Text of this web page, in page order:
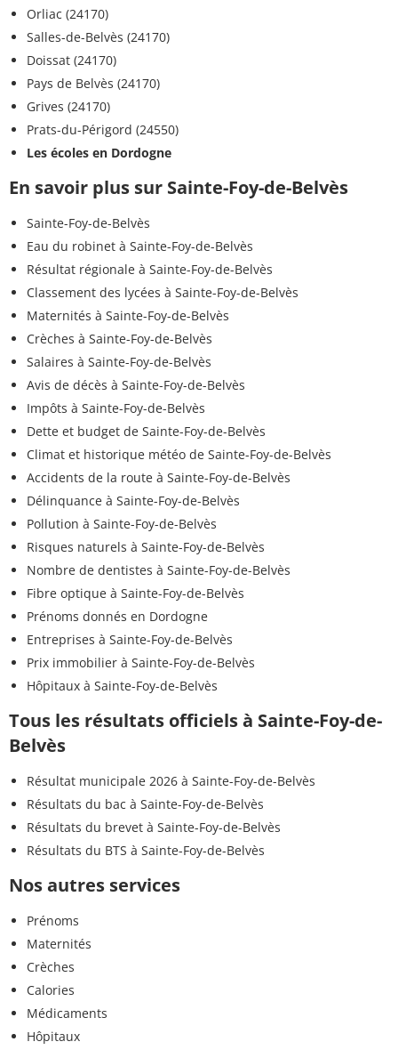
Orliac (24170)
Salles-de-Belvès (24170)
Doissat (24170)
Pays de Belvès (24170)
Grives (24170)
Prats-du-Périgord (24550)
Les écoles en Dordogne
En savoir plus sur Sainte-Foy-de-Belvès
Sainte-Foy-de-Belvès
Eau du robinet à Sainte-Foy-de-Belvès
Résultat régionale à Sainte-Foy-de-Belvès
Classement des lycées à Sainte-Foy-de-Belvès
Maternités à Sainte-Foy-de-Belvès
Crèches à Sainte-Foy-de-Belvès
Salaires à Sainte-Foy-de-Belvès
Avis de décès à Sainte-Foy-de-Belvès
Impôts à Sainte-Foy-de-Belvès
Dette et budget de Sainte-Foy-de-Belvès
Climat et historique météo de Sainte-Foy-de-Belvès
Accidents de la route à Sainte-Foy-de-Belvès
Délinquance à Sainte-Foy-de-Belvès
Pollution à Sainte-Foy-de-Belvès
Risques naturels à Sainte-Foy-de-Belvès
Nombre de dentistes à Sainte-Foy-de-Belvès
Fibre optique à Sainte-Foy-de-Belvès
Prénoms donnés en Dordogne
Entreprises à Sainte-Foy-de-Belvès
Prix immobilier à Sainte-Foy-de-Belvès
Hôpitaux à Sainte-Foy-de-Belvès
Tous les résultats officiels à Sainte-Foy-de-
Belvès
Résultat municipale 2026 à Sainte-Foy-de-Belvès
Résultats du bac à Sainte-Foy-de-Belvès
Résultats du brevet à Sainte-Foy-de-Belvès
Résultats du BTS à Sainte-Foy-de-Belvès
Nos autres services
Prénoms
Maternités
Crèches
Calories
Médicaments
Hôpitaux